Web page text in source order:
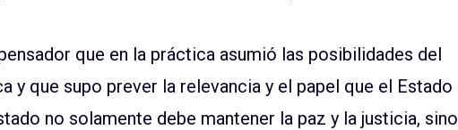
que en la práctica asumió las posibilidades del
y que supo prever la relevancia y el papel que el Estado
no solamente debe mantener la paz y la justicia, sino